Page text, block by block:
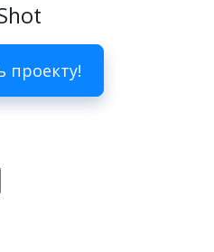
проекту!